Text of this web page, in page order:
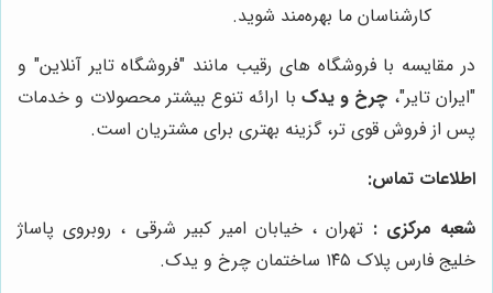
کارشناسان ما بهره‌مند شوید.
در مقایسه با فروشگاه های رقیب مانند "فروشگاه تایر آنلاین" و
"ایران تایر"، چرخ و یدک با ارائه تنوع بیشتر محصولات و خدمات
پس از فروش قوی تر، گزینه بهتری برای مشتریان است.
اطلاعات تماس:
شعبه مرکزی : تهران ، خیابان امیر کبیر شرقی ، روبروی پاساژ
خلیج فارس پلاک ۱۴۵ ساختمان چرخ و یدک.